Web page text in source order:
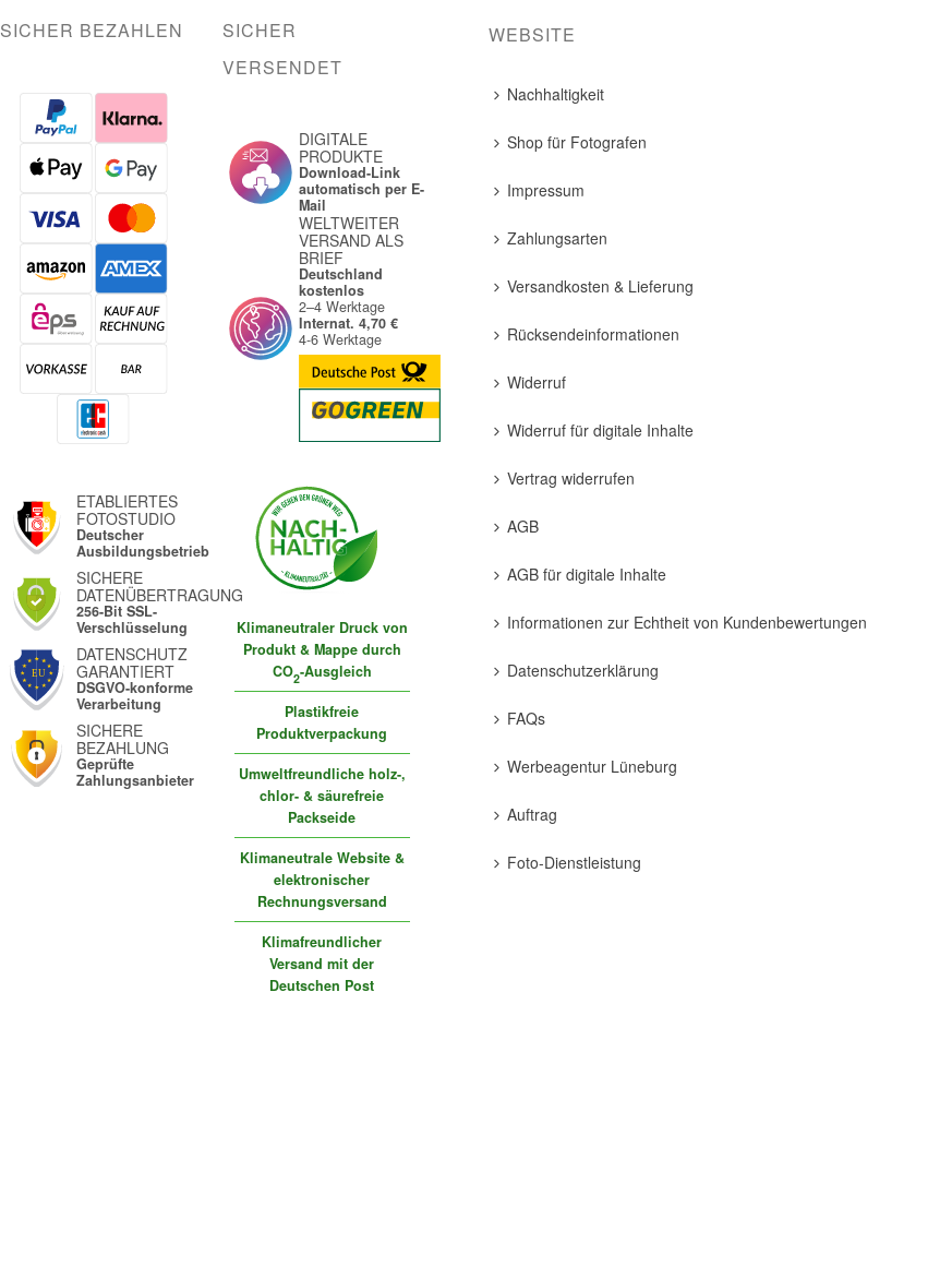
SICHER BEZAHLEN
ETABLIERTES
FOTOSTUDIO
Deutscher
Ausbildungsbetrieb
SICHERE
DATENÜBERTRAGUNG
256-Bit SSL-
Verschlüsselung
DATENSCHUTZ
GARANTIERT
DSGVO-konforme
Verarbeitung
SICHERE
BEZAHLUNG
Geprüfte
Zahlungsanbieter
SICHER
VERSENDET
DIGITALE
PRODUKTE
Download-Link
automatisch per E-
Mail
WELTWEITER
VERSAND ALS
BRIEF
Deutschland
kostenlos
2–4 Werktage
Internat. 4,70 €
4-6 Werktage
Klimaneutraler Druck von
Produkt & Mappe durch
CO2-Ausgleich
Plastikfreie
Produktverpackung
Umweltfreundliche holz-,
chlor- & säurefreie
Packseide
Klimaneutrale Website &
elektronischer
Rechnungsversand
Klimafreundlicher
Versand mit der
Deutschen Post
WEBSITE
Nachhaltigkeit
Shop für Fotografen
Impressum
Zahlungsarten
Versandkosten & Lieferung
Rücksendeinformationen
Widerruf
Widerruf für digitale Inhalte
Vertrag widerrufen
AGB
AGB für digitale Inhalte
Informationen zur Echtheit von Kundenbewertungen
Datenschutzerklärung
FAQs
Werbeagentur Lüneburg
Auftrag
Foto-Dienstleistung